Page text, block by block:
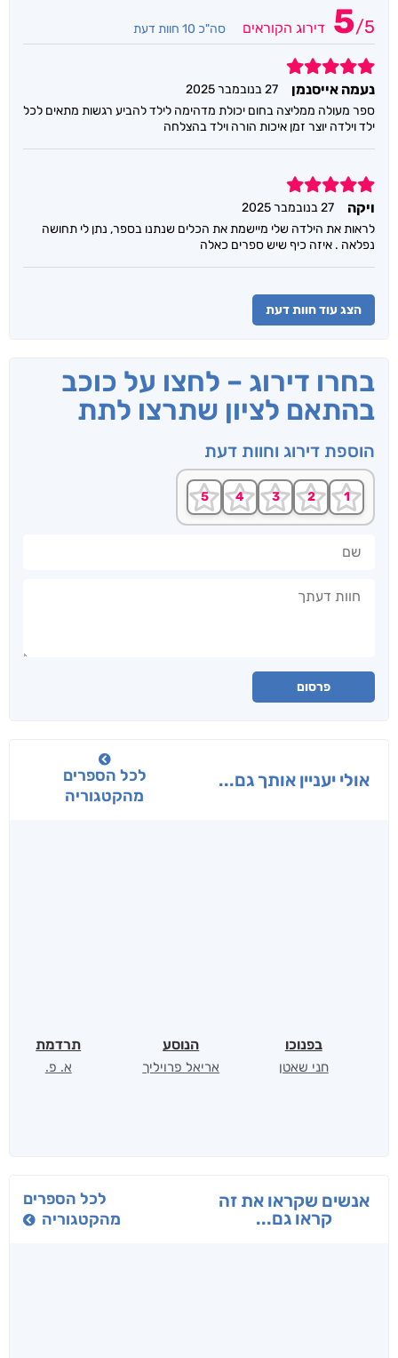
5/5 דירוג הקוראים סה"כ 10 חוות דעת
5
נעמה אייסנמן
27 בנובמבר 2025
ספר מעולה ממליצה בחום יכולת מדהימה לילד להביע רגשות מתאים לכל
ילד וילדה יוצר זמן איכות הורה וילד בהצלחה
5
ויקה
27 בנובמבר 2025
לראות את הילדה שלי מיישמת את הכלים שנתנו בספר, נתן לי תחושה
נפלאה . איזה כיף שיש ספרים כאלה
הצג עוד חוות דעת
בחרו דירוג – לחצו על כוכב
בהתאם לציון שתרצו לתת
הוספת דירוג וחוות דעת
פרסום
אולי יעניין אותך גם...
לכל הספרים
מהקטגוריה
בפנוכו
חני שאטן
הנוסע
אריאל פרויליך
תרדמת
א. פ.
אנשים שקראו את זה
קראו גם...
לכל הספרים
מהקטגוריה